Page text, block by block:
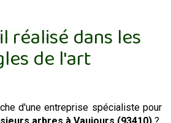
réalisé dans les
de l'art
d'une entreprise spécialiste pour